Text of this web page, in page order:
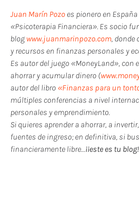
Juan Marín Pozo es pionero en
«Psicoterapia Financiera». Es socio
blogwww.juanmarinpozo.com, donde
y recursos en finanzas personales y
Es autor del juego «MoneyLand», con
ahorrar y acumular dinero (
autor del libro «Finanzas para un
múltiples conferencias a nivel
personales y emprendimiento.
Si quieres aprender a ahorrar, a
fuentes de ingreso; en definitiva, si
financieramente libre…¡¡este es tu